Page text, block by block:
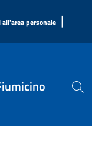
all'area personale |